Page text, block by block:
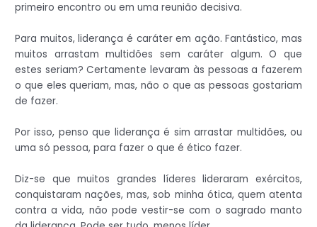
primeiro encontro ou em uma reunião decisiva.
Para muitos, liderança é caráter em ação. Fantástico, mas
muitos arrastam multidões sem caráter algum. O que
estes seriam? Certamente levaram às pessoas a fazerem
o que eles queriam, mas, não o que as pessoas gostariam
de fazer.
Por isso, penso que liderança é sim arrastar multidões, ou
uma só pessoa, para fazer o que é ético fazer.
Diz-se que muitos grandes líderes lideraram exércitos,
conquistaram nações, mas, sob minha ótica, quem atenta
contra a vida, não pode vestir-se com o sagrado manto